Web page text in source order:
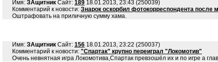
Имя: ЗАщитник Сайт: 189 18.01.2013, 23:43 (250039)
Комментарий к новости: Знарок оскорбил фотокорреспондента после
Оштрафовать на приличную сумму хама.
Имя: ЗАщитник Сайт: 156 18.01.2013, 23:22 (250037)
Комментарий к новости: "Спартак" крупно переиграл "Локомотив"
Очень невнятная игра Локомотива,Спартак превзошёл их и по игре а